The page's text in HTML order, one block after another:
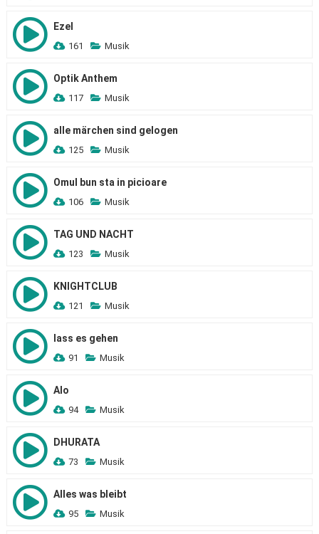
Ezel
161 Musik
Optik Anthem
117 Musik
alle märchen sind gelogen
125 Musik
Omul bun sta in picioare
106 Musik
TAG UND NACHT
123 Musik
KNIGHTCLUB
121 Musik
lass es gehen
91 Musik
Alo
94 Musik
DHURATA
73 Musik
Alles was bleibt
95 Musik